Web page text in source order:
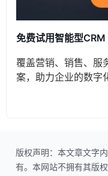
免费试用智能型CRM
覆盖营销、销售、服
案，助力企业的数字
版权声明：本文章文字
有。本网站不拥有其版